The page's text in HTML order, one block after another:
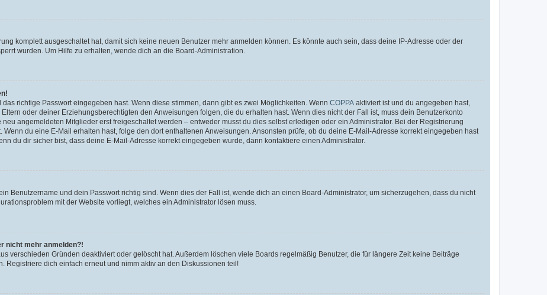
komplett ausgeschaltet hat, damit sich keine neuen Benutzer mehr anmelden können. Es könnte auch sein, dass deine IP-Adresse oder der
wurden. Um Hilfe zu erhalten, wende dich an die Board-Administration.
richtige Passwort eingegeben hast. Wenn diese stimmen, dann gibt es zwei Möglichkeiten. Wenn COPPA aktiviert ist und du angegeben hast,
oder deiner Erziehungsberechtigten den Anweisungen folgen, die du erhalten hast. Wenn dies nicht der Fall ist, muss dein Benutzerkonto
angemeldeten Mitglieder erst freigeschaltet werden – entweder musst du dies selbst erledigen oder ein Administrator. Bei der Registrierung
du eine E-Mail erhalten hast, folge den dort enthaltenen Anweisungen. Ansonsten prüfe, ob du deine E-Mail-Adresse korrekt eingegeben hast
du dir sicher bist, dass deine E-Mail-Adresse korrekt eingegeben wurde, dann kontaktiere einen Administrator.
Benutzername und dein Passwort richtig sind. Wenn dies der Fall ist, wende dich an einen Board-Administrator, um sicherzugehen, dass du nicht
mit der Website vorliegt, welches ein Administrator lösen muss.
nicht mehr anmelden?!
verschieden Gründen deaktiviert oder gelöscht hat. Außerdem löschen viele Boards regelmäßig Benutzer, die für längere Zeit keine Beiträge
Registriere dich einfach erneut und nimm aktiv an den Diskussionen teil!